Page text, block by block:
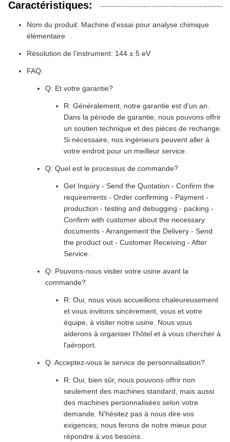
Caractéristiques:
Nom du produit: Machine d'essai pour analyse chimique
élémentaire
Résolution de l'instrument: 144 ± 5 eV
FAQ:
Q: Et votre garantie?
R: Généralement, notre garantie est d'un an.
Dans la période de garantie, nous pouvons offrir
un soutien technique et des pièces de rechange.
Si nécessaire, nos ingénieurs peuvent aller à
votre endroit pour un meilleur service.
Q: Quel est le processus de commande?
Get Inquiry - Send the Quotation - Confirm the
requirements - Order confirming - Payment -
production - testing and debugging - packing -
Confirm with customer about the necessary
documents - Arrangement the Delivery - Send
the product out - Customer Receiving - After
Service.
Q: Pouvons-nous visiter votre usine avant la
commande?
R: Oui, nous vous accueillons chaleureusement
et vous invitons sincèrement, vous et votre
équipe, à visiter notre usine. Nous vous
aiderons à organiser l'hôtel et à vous chercher à
l'aéroport.
Q: Acceptez-vous le service de personnalisation?
R: Oui, bien sûr, nous pouvons offrir non
seulement des machines standard, mais aussi
des machines personnalisées selon votre
demande. N'hésitez pas à nous dire vos
exigences; nous ferons de notre mieux pour
répondre à vos besoins.